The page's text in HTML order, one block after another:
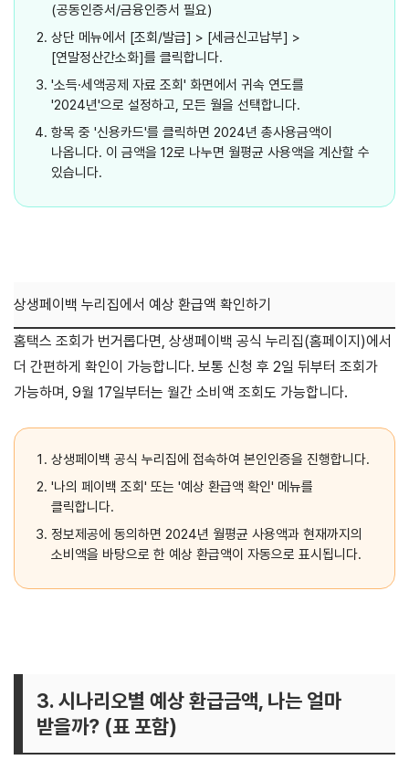
(공동인증서/금융인증서 필요)
상단 메뉴에서 [조회/발급] > [세금신고납부] >
[연말정산간소화]를 클릭합니다.
'소득·세액공제 자료 조회' 화면에서 귀속 연도를
'2024년'으로 설정하고, 모든 월을 선택합니다.
항목 중 '신용카드'를 클릭하면 2024년 총사용금액이
나옵니다. 이 금액을 12로 나누면 월평균 사용액을 계산할 수
있습니다.
상생페이백 누리집에서 예상 환급액 확인하기
홈택스 조회가 번거롭다면, 상생페이백 공식 누리집(홈페이지)에서
더 간편하게 확인이 가능합니다. 보통 신청 후 2일 뒤부터 조회가
가능하며, 9월 17일부터는 월간 소비액 조회도 가능합니다.
상생페이백 공식 누리집에 접속하여 본인인증을 진행합니다.
'나의 페이백 조회' 또는 '예상 환급액 확인' 메뉴를
클릭합니다.
정보제공에 동의하면 2024년 월평균 사용액과 현재까지의
소비액을 바탕으로 한 예상 환급액이 자동으로 표시됩니다.
3. 시나리오별 예상 환급금액, 나는 얼마
받을까? (표 포함)